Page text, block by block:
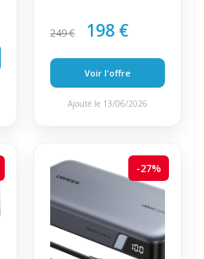
249 € 198 €
Voir l'offre
Ajouté le 13/06/2026
-27%